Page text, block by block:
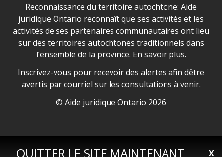
QUITTER LE SITE MAINTENANT X
Legal Aid Ontario land acknowledgement
Reconnaissance du territoire autochtone: Aide
juridique Ontario reconnaît que ses activités et les
activités de ses partenaires communautaires ont lieu
sur des territoires autochtones traditionnels dans
l’ensemble de la province. En savoir plus.
Inscrivez-vous pour recevoir des alertes afin dêtre
avertis par courriel sur les consultations à venir.
Legal Aid Ontario copyright information
© Aide juridique Ontario 2026